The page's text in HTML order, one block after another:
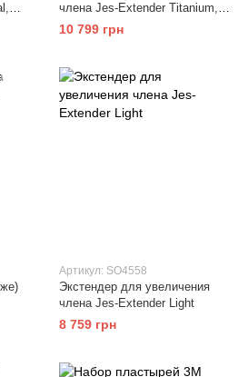
члена Jes-Extender Titanium,
ремешковый, алюминиевый
10 799 грн
Артикул: SO4558
Экстендер для увеличения
члена Jes-Extender Light
8 759 грн